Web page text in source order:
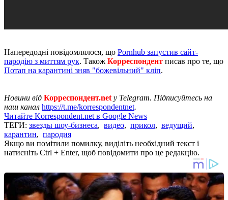
Напередодні повідомлялося, що Pornhub запустив сайт-
пародію з миттям рук. Також Корреспондент писав про те, що
Потап на карантині зняв "божевільний" кліп.
Новини від Корреспондент.net у Telegram. Підписуйтесь на
наш канал https://t.me/korrespondentnet.
Читайте Korrespondent.net в Google News
ТЕГИ: звезды шоу-бизнеса, видео, прикол, ведущий,
карантин, пародия
Якщо ви помітили помилку, виділіть необхідний текст і
натисніть Ctrl + Enter, щоб повідомити про це редакцію.